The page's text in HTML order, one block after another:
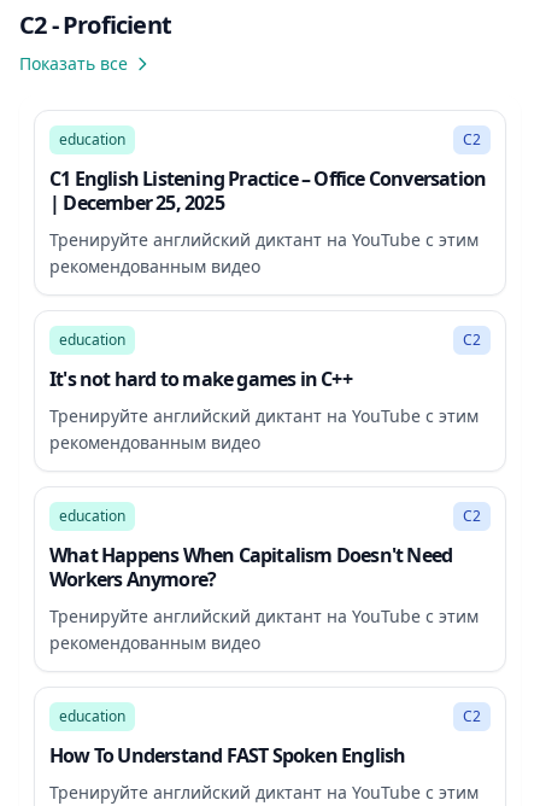
C2 - Proficient
Показать все
education C2
C1 English Listening Practice – Office Conversation
| December 25, 2025
Тренируйте английский диктант на YouTube с этим
рекомендованным видео
6:22
education C2
It's not hard to make games in C++
Тренируйте английский диктант на YouTube с этим
рекомендованным видео
14:31
education C2
What Happens When Capitalism Doesn't Need
Workers Anymore?
Тренируйте английский диктант на YouTube с этим
рекомендованным видео
21:29
education C2
How To Understand FAST Spoken English
Тренируйте английский диктант на YouTube с этим